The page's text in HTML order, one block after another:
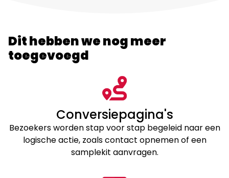
Dit hebben we nog meer
toegevoegd
Conversiepagina's
Bezoekers worden stap voor stap begeleid naar een
logische actie, zoals contact opnemen of een
samplekit aanvragen.